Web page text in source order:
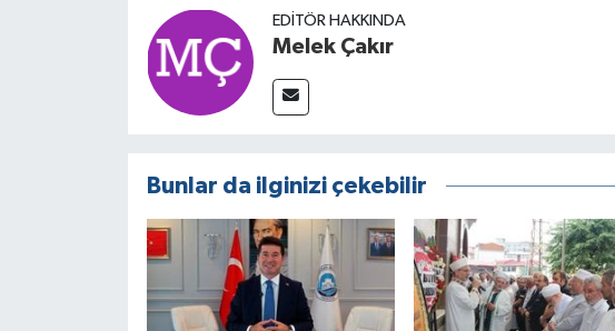
EDITÖR HAKKINDA
Melek Çakır
Bunlar da ilginizi çekebilir